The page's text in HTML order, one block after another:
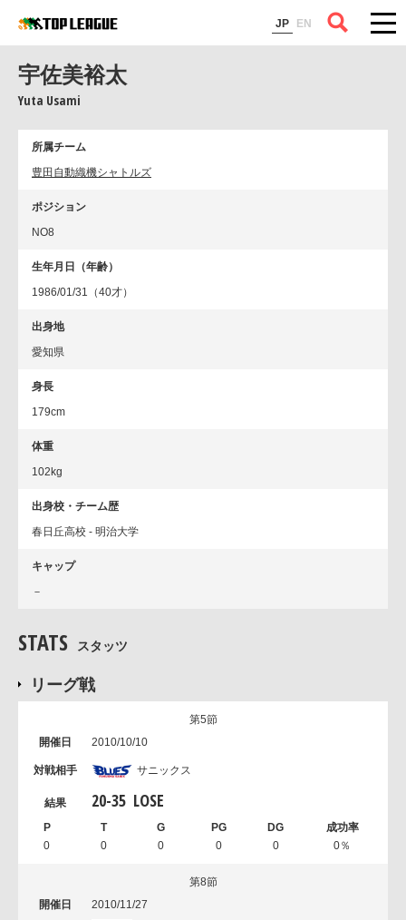
JP EN
コラム
宇佐美裕太
Yuta Usami
所属チーム
豊田自動織機シャトルズ
ポジション
NO8
生年月日（年齢）
1986/01/31（40才）
出身地
愛知県
身長
179cm
体重
102kg
出身校・チーム歴
春日丘高校 - 明治大学
キャップ
－
STATS スタッツ
リーグ戦
第5節
2010/10/10
サニックス
20-35 LOSE
0 0 0 0 0 0％
第8節
2010/11/27